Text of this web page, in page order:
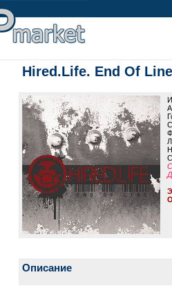
Hired.Life. End Of Line
Описание